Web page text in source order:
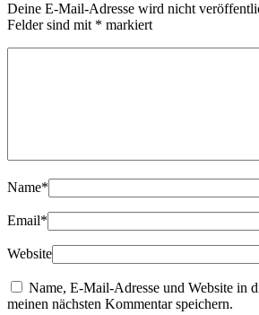
Deine E-Mail-Adresse wird nicht
Felder sind mit * markiert
Name*
Email*
Website
Name, E-Mail-Adresse und Website in
meinen nächsten Kommentar speichern.